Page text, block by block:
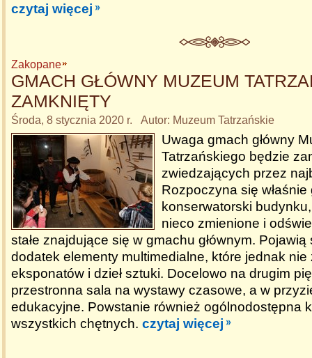
czytaj więcej
Zakopane
GMACH GŁÓWNY MUZEUM
ZAMKNIĘTY
Środa, 8 stycznia 2020 r. Autor: Muzeum Tatrzańskie
Uwaga gmach główny
Tatrzańskiego będzie
zwiedzających przez
Rozpoczyna się
konserwatorski
nieco zmienione i
stałe znajdujące się w gmachu głównym. Pojawią
dodatek elementy multimedialne, które jednak nie
eksponatów i dzieł sztuki. Docelowo na drugim
przestronna sala na wystawy czasowe, a w
edukacyjne. Powstanie również ogólnodostępna
wszystkich chętnych. czytaj więcej